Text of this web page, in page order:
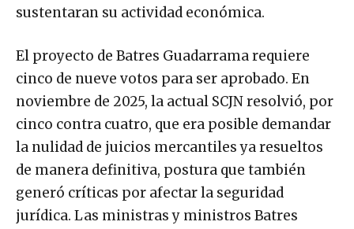
sustentaran su actividad económica.
El proyecto de Batres Guadarrama requiere
cinco de nueve votos para ser aprobado. En
noviembre de 2025, la actual SCJN resolvió, por
cinco contra cuatro, que era posible demandar
la nulidad de juicios mercantiles ya resueltos
de manera definitiva, postura que también
generó críticas por afectar la seguridad
jurídica. Las ministras y ministros Batres